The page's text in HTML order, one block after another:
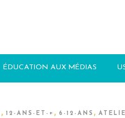
ÉDUCATION AUX MÉDIAS
, 12-ANS-ET-+ , 6-12-ANS ,